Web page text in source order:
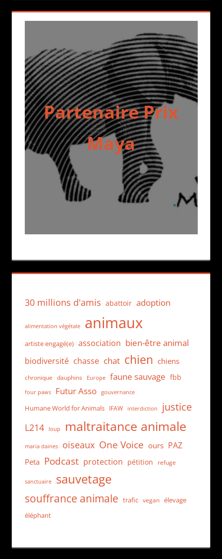
Partenaire Prix
Maya
30 millions d'amis abattoir adoption
alimentation végétale animaux
artiste engagé(e) association bien-être animal
biodiversité chasse chat chien chiens
chronique dauphins Europe faune sauvage fbb
four paws Futur Asso gouvernance
Humane World for Animals IFAW interdiction justice
L214 loup maltraitance animale
maria daines oiseaux One Voice ours PAZ
Peta Podcast protection pétition refuge
sanctuaire sauvetage
souffrance animale trafic vegan
élevage
éléphant